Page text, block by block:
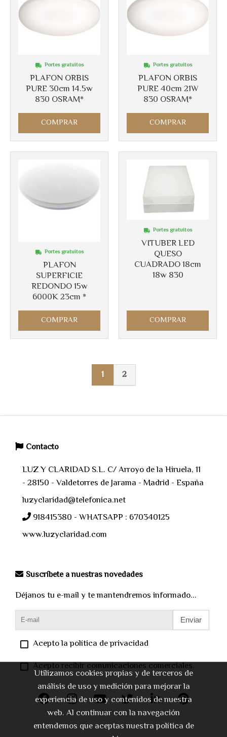
PLAFON ORBIS
PURE 30cm 14.5w
830 OSRAM*
Portes gratuitos
COMPRAR
PLAFON ORBIS
PURE 40cm 21W
830 OSRAM*
Portes gratuitos
COMPRAR
PLAFON
SUPERFICIE
REDONDO 15w
6000K 23cm *
Portes gratuitos
COMPRAR
VITUBER LED
QUESO
CUADRADO 18cm
18w 830
Portes gratuitos
COMPRAR
1 2
Contacto
LUZ Y CLARIDAD S.L. C/ Arroyo de la Hiruela, 11
- 28150 - Valdetorres de Jarama - Madrid - España
luzyclaridad@telefonica.net
918415380 - WHATSAPP : 670340125
www.luzyclaridad.com
Suscríbete a nuestras novedades
Déjanos tu e-mail y te mantendremos informado...
Enviar
Acepto la política de privacidad
Acepto recibir comunicaciones comerciales.
Utilizamos cookies propias y de terceros de
análisis de uso y medición para mejorar la
experiencia de uso y contenidos de nuestra
web. Al continuar con la navegación
entendemos que aceptas nuestra política de